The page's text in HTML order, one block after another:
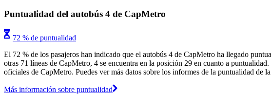
Puntualidad del autobús 4 de CapMetro
72 % de puntualidad
El 72 % de los pasajeros han indicado que el autobús 4 de CapMetro ha llegado
otras 71 líneas de CapMetro, 4 se encuentra en la posición 29 en cuanto a
oficiales de CapMetro. Puedes ver más datos sobre los informes de la puntualidad de
Más información sobre puntualidad